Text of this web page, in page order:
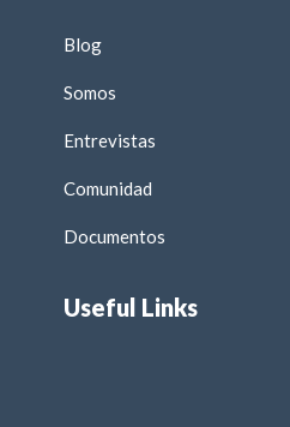
Blog
Somos
Entrevistas
Comunidad
Documentos
Useful Links